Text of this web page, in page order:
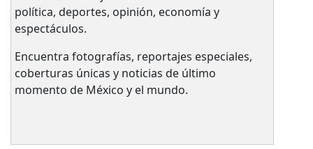
política, deportes, opinión, economía y
espectáculos.
Encuentra fotografías, reportajes especiales,
coberturas únicas y noticias de último
momento de México y el mundo.